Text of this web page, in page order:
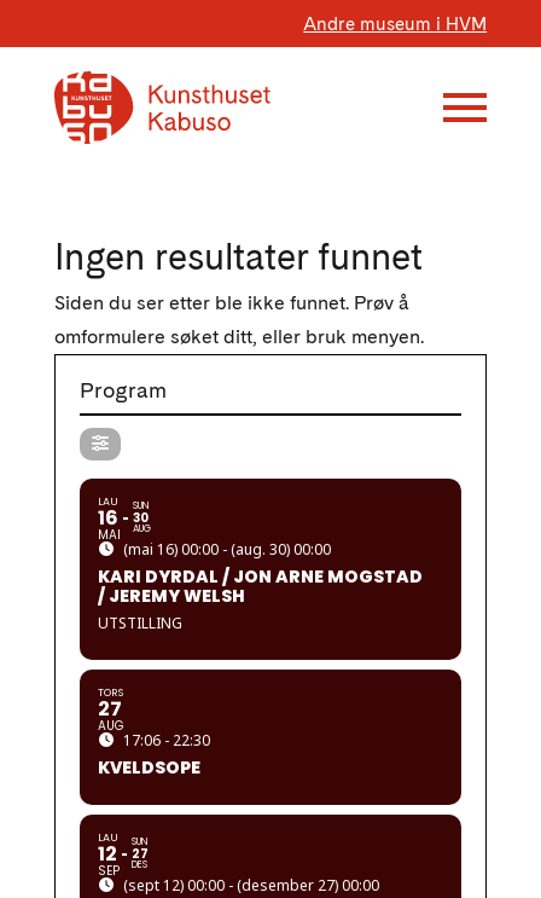
Andre museum i HVM
Ingen resultater funnet
Siden du ser etter ble ikke funnet. Prøv å
omformulere søket ditt, eller bruk menyen.
Program
LAU
16
MAI
SUN
30
AUG
(mai 16) 00:00 - (aug. 30) 00:00
KARI DYRDAL / JON ARNE MOGSTAD
/ JEREMY WELSH
UTSTILLING
TORS
27
AUG
17:06 - 22:30
KVELDSOPE
LAU
12
SEP
SUN
27
DES
(sept 12) 00:00 - (desember 27) 00:00